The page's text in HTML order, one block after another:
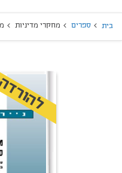
בית ספרים מחקרי מדיניות